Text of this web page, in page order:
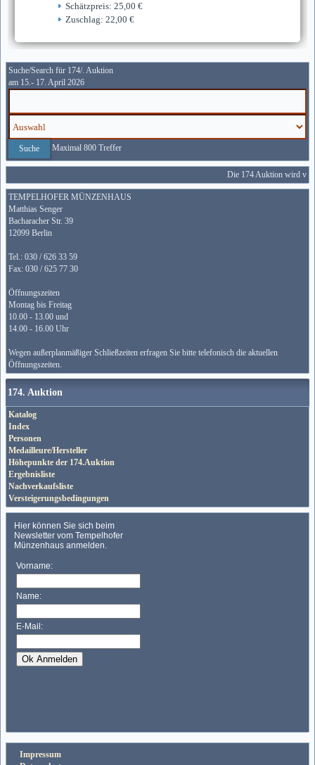
Schätzpreis: 25,00 €
Zuschlag: 22,00 €
Suche/Search für 174/. Auktion
am 15.- 17. April 2026
Maximal 800 Treffer
Die 174 Auktion wird vom
TEMPELHOFER MÜNZENHAUS
Matthias Senger
Bacharacher Str. 39
12099 Berlin
Tel.: 030 / 626 33 59
Fax: 030 / 625 77 30
Öffnungszeiten
Montag bis Freitag
10.00 - 13.00 und
14.00 - 16.00 Uhr
Wegen außerplanmäßiger Schließzeiten erfragen Sie bitte telefonisch die aktuellen
Öffnungszeiten.
174. Auktion
Katalog
Index
Personen
Medailleure/Hersteller
Höhepunkte der 174.Auktion
Ergebnisliste
Nachverkaufsliste
Versteigerungsbedingungen
Impressum